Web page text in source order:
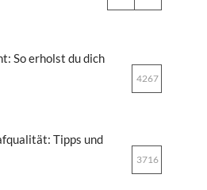
So erholst du dich
4267
Tipps und
3716